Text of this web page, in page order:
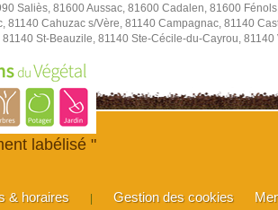
Saliès, 81600 Aussac, 81600 Cadalen, 81600
Cahuzac s/Vère, 81140 Campagnac, 81140
St-Beauzile, 81140 Ste-Cécile-du-Cayrou, 81140
labélisé "
& horaires | Gestion des cookies